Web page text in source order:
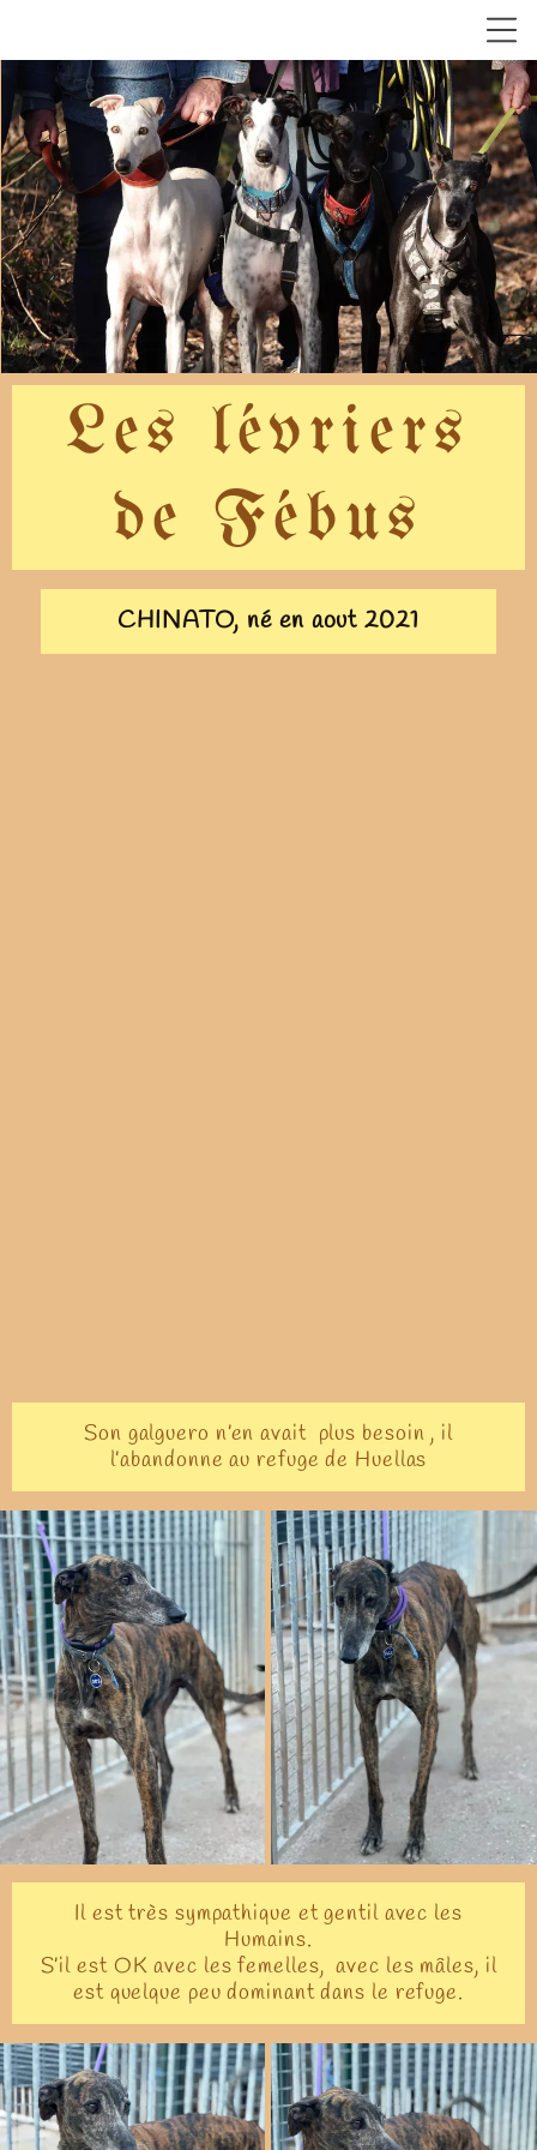
Les lévriers
de Fébus
CHINATO, né en aout 2021
Son galguero n’en avait plus besoin , il
l’abandonne au refuge de Huellas
Il est très sympathique et gentil avec les
Humains.
S’il est OK avec les femelles, avec les mâles, il
est quelque peu dominant dans le refuge.